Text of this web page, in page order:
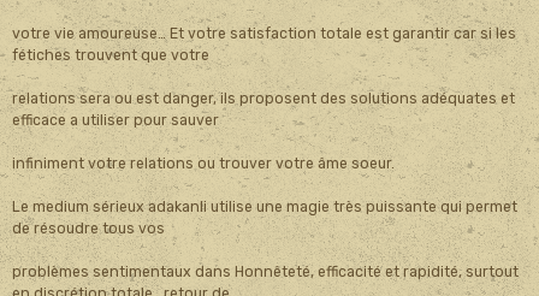
votre vie amoureuse… Et votre satisfaction totale est garantir car si les
fétiches trouvent que votre
relations sera ou est danger, ils proposent des solutions adéquates et
efficace a utiliser pour sauver
infiniment votre relations ou trouver votre âme soeur.
Le medium sérieux adakanli utilise une magie très puissante qui permet
de résoudre tous vos
problèmes sentimentaux dans Honnêteté, efficacité et rapidité, surtout